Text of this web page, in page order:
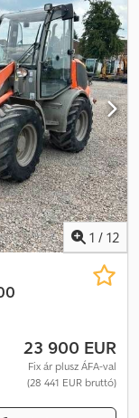
Frank Rau / Orosz
/ Német –
HU/SP/UVV,
videó elérhető
összkerékhajtás,
jogát
1 / 12
23 900 EUR
Fix ár plusz ÁFA-val
(28 441 EUR bruttó)